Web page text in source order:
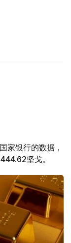
家银行的数据，
坚戈。